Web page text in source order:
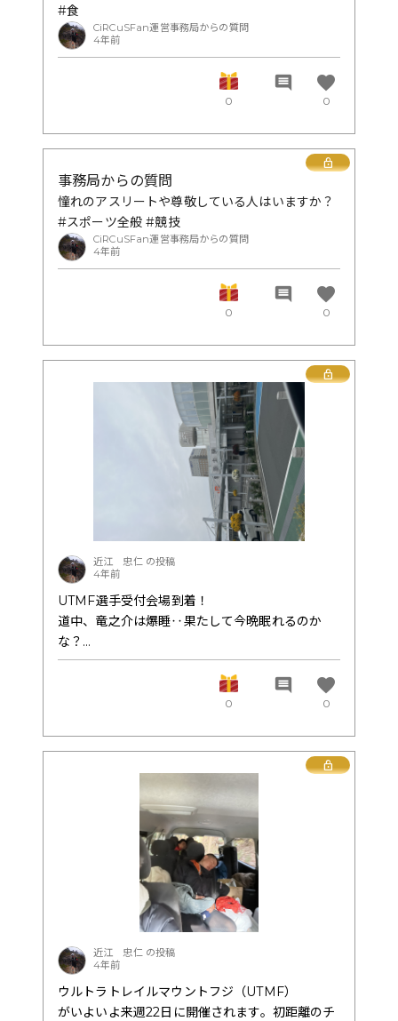
の動きも良くなってくる。
トレイルランニングもサイクルスポーツも気持ち
良くなります。ケガに気をつけてトレーニングし
まずは寒さに打ち勝つのもトレーニング！？
#食
CiRCuSFan運営事務局からの質問
4年前
0
comment favorite
0
事務局からの質問
憧れのアスリートや尊敬している人はいますか？
#スポーツ全般 #競技
CiRCuSFan運営事務局からの質問
4年前
0
comment favorite
0
Lock
近江 忠仁 の投稿
4年前
UTMF選手受付会場到着！
道中、竜之介は爆睡‥果たして今晩眠れるのか
な？
本人曰く眠れる！（自信アリ）だそうです^_^
0
comment favorite
0
Lock
近江 忠仁 の投稿
4年前
ウルトラトレイルマウントフジ（UTMF）
がいよいよ来週22日に開催されます。初距離のチ
Lock